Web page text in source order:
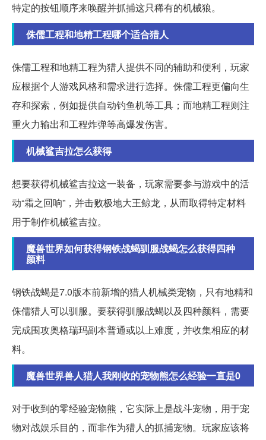
特定的按钮顺序来唤醒并抓捕这只稀有的机械狼。
侏儒工程和地精工程哪个适合猎人
侏儒工程和地精工程为猎人提供不同的辅助和便利，玩家
应根据个人游戏风格和需求进行选择。侏儒工程更偏向生
存和探索，例如提供自动钓鱼机等工具；而地精工程则注
重火力输出和工程炸弹等高爆发伤害。
机械鲨吉拉怎么获得
想要获得机械鲨吉拉这一装备，玩家需要参与游戏中的活
动“霜之回响”，并击败极地大王鲸龙，从而取得特定材料
用于制作机械鲨吉拉。
魔兽世界如何获得钢铁战蝎驯服战蝎怎么获得四种
颜料
钢铁战蝎是7.0版本前新增的猎人机械类宠物，只有地精和
侏儒猎人可以驯服。要获得驯服战蝎以及四种颜料，需要
完成围攻奥格瑞玛副本普通或以上难度，并收集相应的材
料。
魔兽世界兽人猎人我刚收的宠物熊怎么经验一直是0
对于收到的零经验宠物熊，它实际上是战斗宠物，用于宠
物对战娱乐目的，而非作为猎人的抓捕宠物。玩家应该将